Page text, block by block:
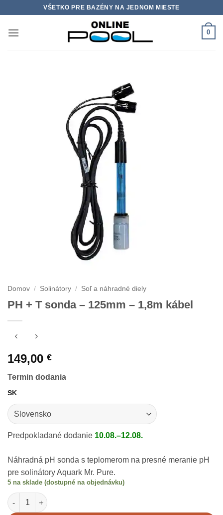
content
VŠETKO PRE BAZÉNY NA JEDNOM MIESTE
0
Domov / Solinátory / Soľ a náhradné diely
PH + T sonda – 125mm – 1,8m kábel
149,00 €
Termin dodania
SK
Predpokladané dodanie 10.08.–12.08.
Náhradná pH sonda s teplomerom na presné meranie pH
pre solinátory Aquark Mr. Pure.
5 na sklade (dostupné na objednávku)
množstvo PH + T sonda – 125mm – 1,8m kábel